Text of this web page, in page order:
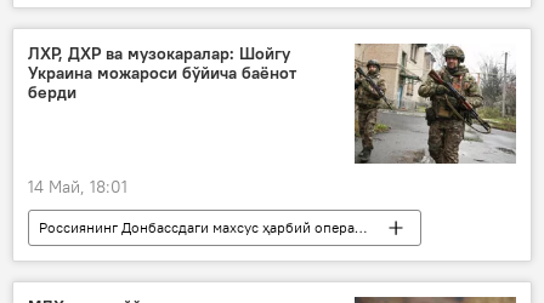
кўргазма
Санкт-Петербург
Челябинск вилояти
Видео
ЛХР, ДХР ва музокаралар: Шойгу
Украина можароси бўйича баёнот
берди
14 Май, 18:01
Россиянинг Донбассдаги махсус ҳарбий операцияси
Дунё янгиликлари
Дунёда